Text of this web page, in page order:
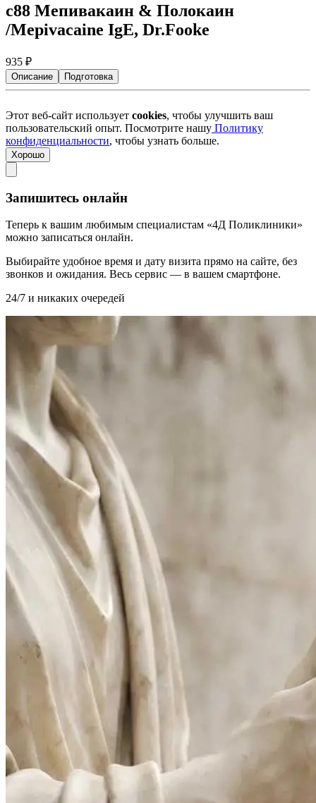
c88 Мепивакаин & Полокаин
/Mepivacaine IgE, Dr.Fooke
935 ₽
Описание Подготовка
Этот веб-сайт использует cookies, чтобы улучшить ваш
пользовательский опыт. Посмотрите нашу Политику
конфиденциальности, чтобы узнать больше.
Хорошо
Запишитесь онлайн
Теперь к вашим любимым специалистам «4Д Поликлиники»
можно записаться онлайн.
Выбирайте удобное время и дату визита прямо на сайте, без
звонков и ожидания. Весь сервис — в вашем смартфоне.
24/7 и никаких очередей